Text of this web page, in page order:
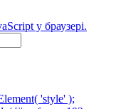
у браузері.
'style' );